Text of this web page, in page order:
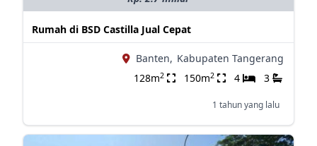
Rumah di BSD Castilla Jual Cepat
Banten, Kabupaten Tangerang
128m2 150m2 4 3
1 tahun yang lalu